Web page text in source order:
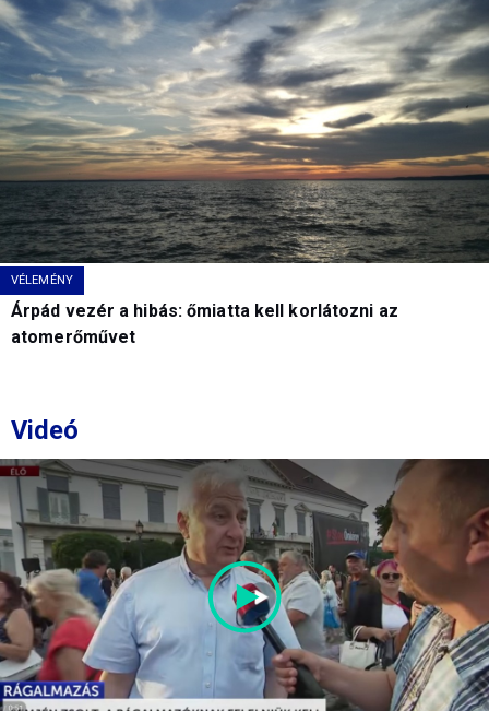
VÉLEMÉNY
Árpád vezér a hibás: őmiatta kell korlátozni az
atomerőművet
Videó